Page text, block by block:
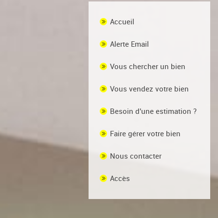
Accueil
Alerte Email
Vous chercher un bien
Vous vendez votre bien
Besoin d'une estimation ?
Faire gérer votre bien
Nous contacter
Accès